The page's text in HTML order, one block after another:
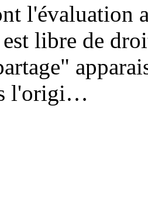
l'évaluation
libre de
l'origi…